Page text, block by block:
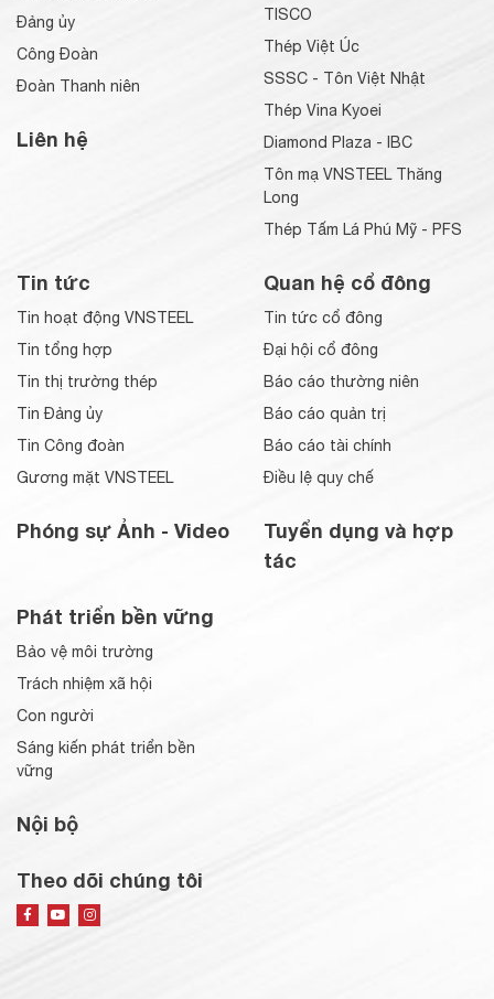
Đảng ủy
Công Đoàn
Đoàn Thanh niên
Liên hệ
TISCO
Thép Việt Úc
SSSC - Tôn Việt Nhật
Thép Vina Kyoei
Diamond Plaza - IBC
Tôn mạ VNSTEEL Thăng
Long
Thép Tấm Lá Phú Mỹ - PFS
Tin tức
Tin hoạt động VNSTEEL
Tin tổng hợp
Tin thị trường thép
Tin Đảng ủy
Tin Công đoàn
Gương mặt VNSTEEL
Phóng sự Ảnh - Video
Quan hệ cổ đông
Tin tức cổ đông
Đại hội cổ đông
Báo cáo thường niên
Báo cáo quản trị
Báo cáo tài chính
Điều lệ quy chế
Tuyển dụng và hợp
tác
Phát triển bền vững
Bảo vệ môi trường
Trách nhiệm xã hội
Con người
Sáng kiến phát triển bền
vững
Nội bộ
Theo dõi chúng tôi